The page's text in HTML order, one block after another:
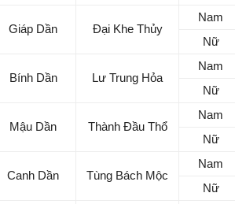
Giáp Dần Đại Khe Thủy
Nam
Nữ
Bính Dần Lư Trung Hỏa
Nam
Nữ
Mậu Dần Thành Đầu Thổ
Nam
Nữ
Canh Dần Tùng Bách Mộc
Nam
Nữ